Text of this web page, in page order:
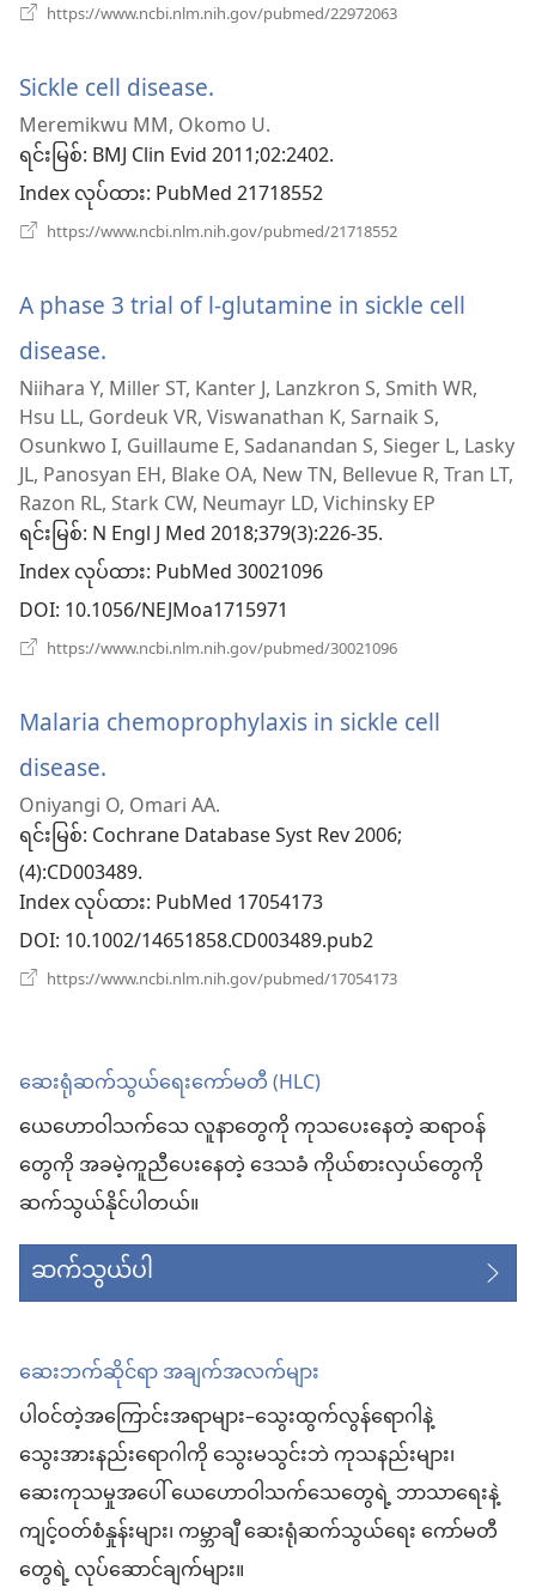
ပါ
တယ်)
https://www.ncbi.nlm.nih.gov/pubmed/22972063
Sickle cell disease.
အသစ်
ဖွ
င့်
ပါ
Meremikwu MM, Okomo U.
ရင်းမြစ်‎: BMJ Clin Evid 2011;02:2402.
Index လုပ်ထား‎: PubMed 21718552
https://www.ncbi.nlm.nih.gov/pubmed/21718552
င့်
နေ
A phase 3 trial of l-glutamine in sickle cell
disease.
အသစ်
ဖွ
င့်
နေ
ပါ
တယ်)
Niihara Y, Miller ST, Kanter J, Lanzkron S, Smith WR,
Hsu LL, Gordeuk VR, Viswanathan K, Sarnaik S,
Osunkwo I, Guillaume E, Sadanandan S, Sieger L, Lasky
JL, Panosyan EH, Blake OA, New TN, Bellevue R, Tran LT,
Razon RL, Stark CW, Neumayr LD, Vichinsky EP
ရင်းမြစ်‎: N Engl J Med 2018;379(3):226-35.
Index လုပ်ထား‎: PubMed 30021096
DOI‎: 10.1056/NEJMoa1715971
https://www.ncbi.nlm.nih.gov/pubmed/30021096
နေ
Malaria chemoprophylaxis in sickle cell
disease.
အသစ်
ဖွ
င့်
နေ
ပါ
Oniyangi O, Omari AA.
ရင်းမြစ်‎: Cochrane Database Syst Rev 2006;
(4):CD003489.
Index လုပ်ထား‎: PubMed 17054173
DOI‎: 10.1002/14651858.CD003489.pub2
https://www.ncbi.nlm.nih.gov/pubmed/17054173
ဆေးရုံဆက်သွယ်ရေးကော်မတီ (HLC)
ယေဟောဝါသက်သေ လူနာတွေကို ကုသပေးနေတဲ့ ဆရာဝန်
တွေကို အခမဲ့ကူညီပေးနေတဲ့ ဒေသခံ ကိုယ်စားလှယ်တွေကို
ဆက်သွယ်နိုင်ပါတယ်။
ဆက်သွယ်ပါ
ဆေးဘက်ဆိုင်ရာ အချက်အလက်များ
ပါဝင်တဲ့အကြောင်းအရာများ–သွေးထွက်လွန်ရောဂါနဲ့
သွေးအားနည်းရောဂါကို သွေးမသွင်းဘဲ ကုသနည်းများ၊
ဆေးကုသမှုအပေါ် ယေဟောဝါသက်သေတွေရဲ့ ဘာသာရေးနဲ့
ကျင့်ဝတ်စံနှုန်းများ၊ ကမ္ဘာချီ ဆေးရုံဆက်သွယ်ရေး ကော်မတီ
တွေရဲ့ လုပ်ဆောင်ချက်များ။